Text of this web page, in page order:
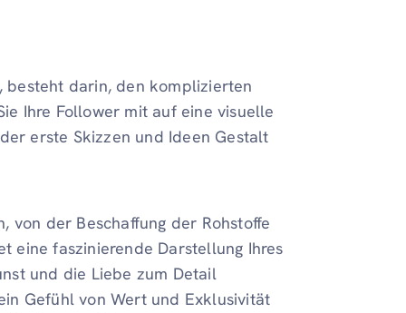
besteht darin, den komplizierten
Ihre Follower mit auf eine visuelle
erste Skizzen und Ideen Gestalt
von der Beschaffung der Rohstoffe
eine faszinierende Darstellung Ihres
und die Liebe zum Detail
Gefühl von Wert und Exklusivität